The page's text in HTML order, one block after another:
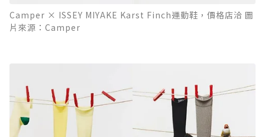
Camper × ISSEY MIYAKE Karst Finch運動鞋，價格店洽 圖
片來源：Camper